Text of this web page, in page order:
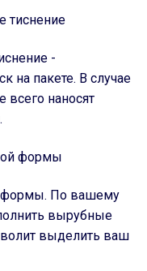
тиснение
-
на пакете. В случае
всего наносят
формы
формы. По вашему
вырубные
выделить ваш